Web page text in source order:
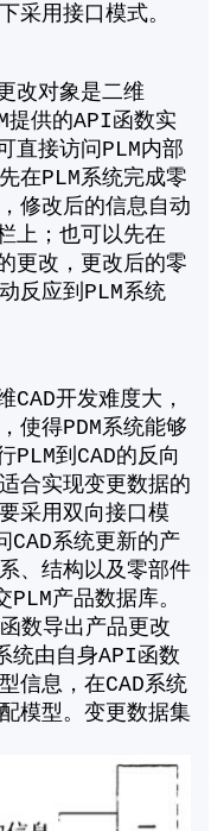
采用接口模式。
改对象是二维
提供的API函数实
直接访问PLM内部
在PLM系统完成零
修改后的信息自动
上；也可以先在
更改，更改后的零
反应到PLM系统
CAD开发难度大，
使得PDM系统能够
PLM到CAD的反向
合实现变更数据的
采用双向接口模
CAD系统更新的产
、结构以及零部件
产品数据库。
数导出产品更改
统由自身API函数
信息，在CAD系统
模型。变更数据集